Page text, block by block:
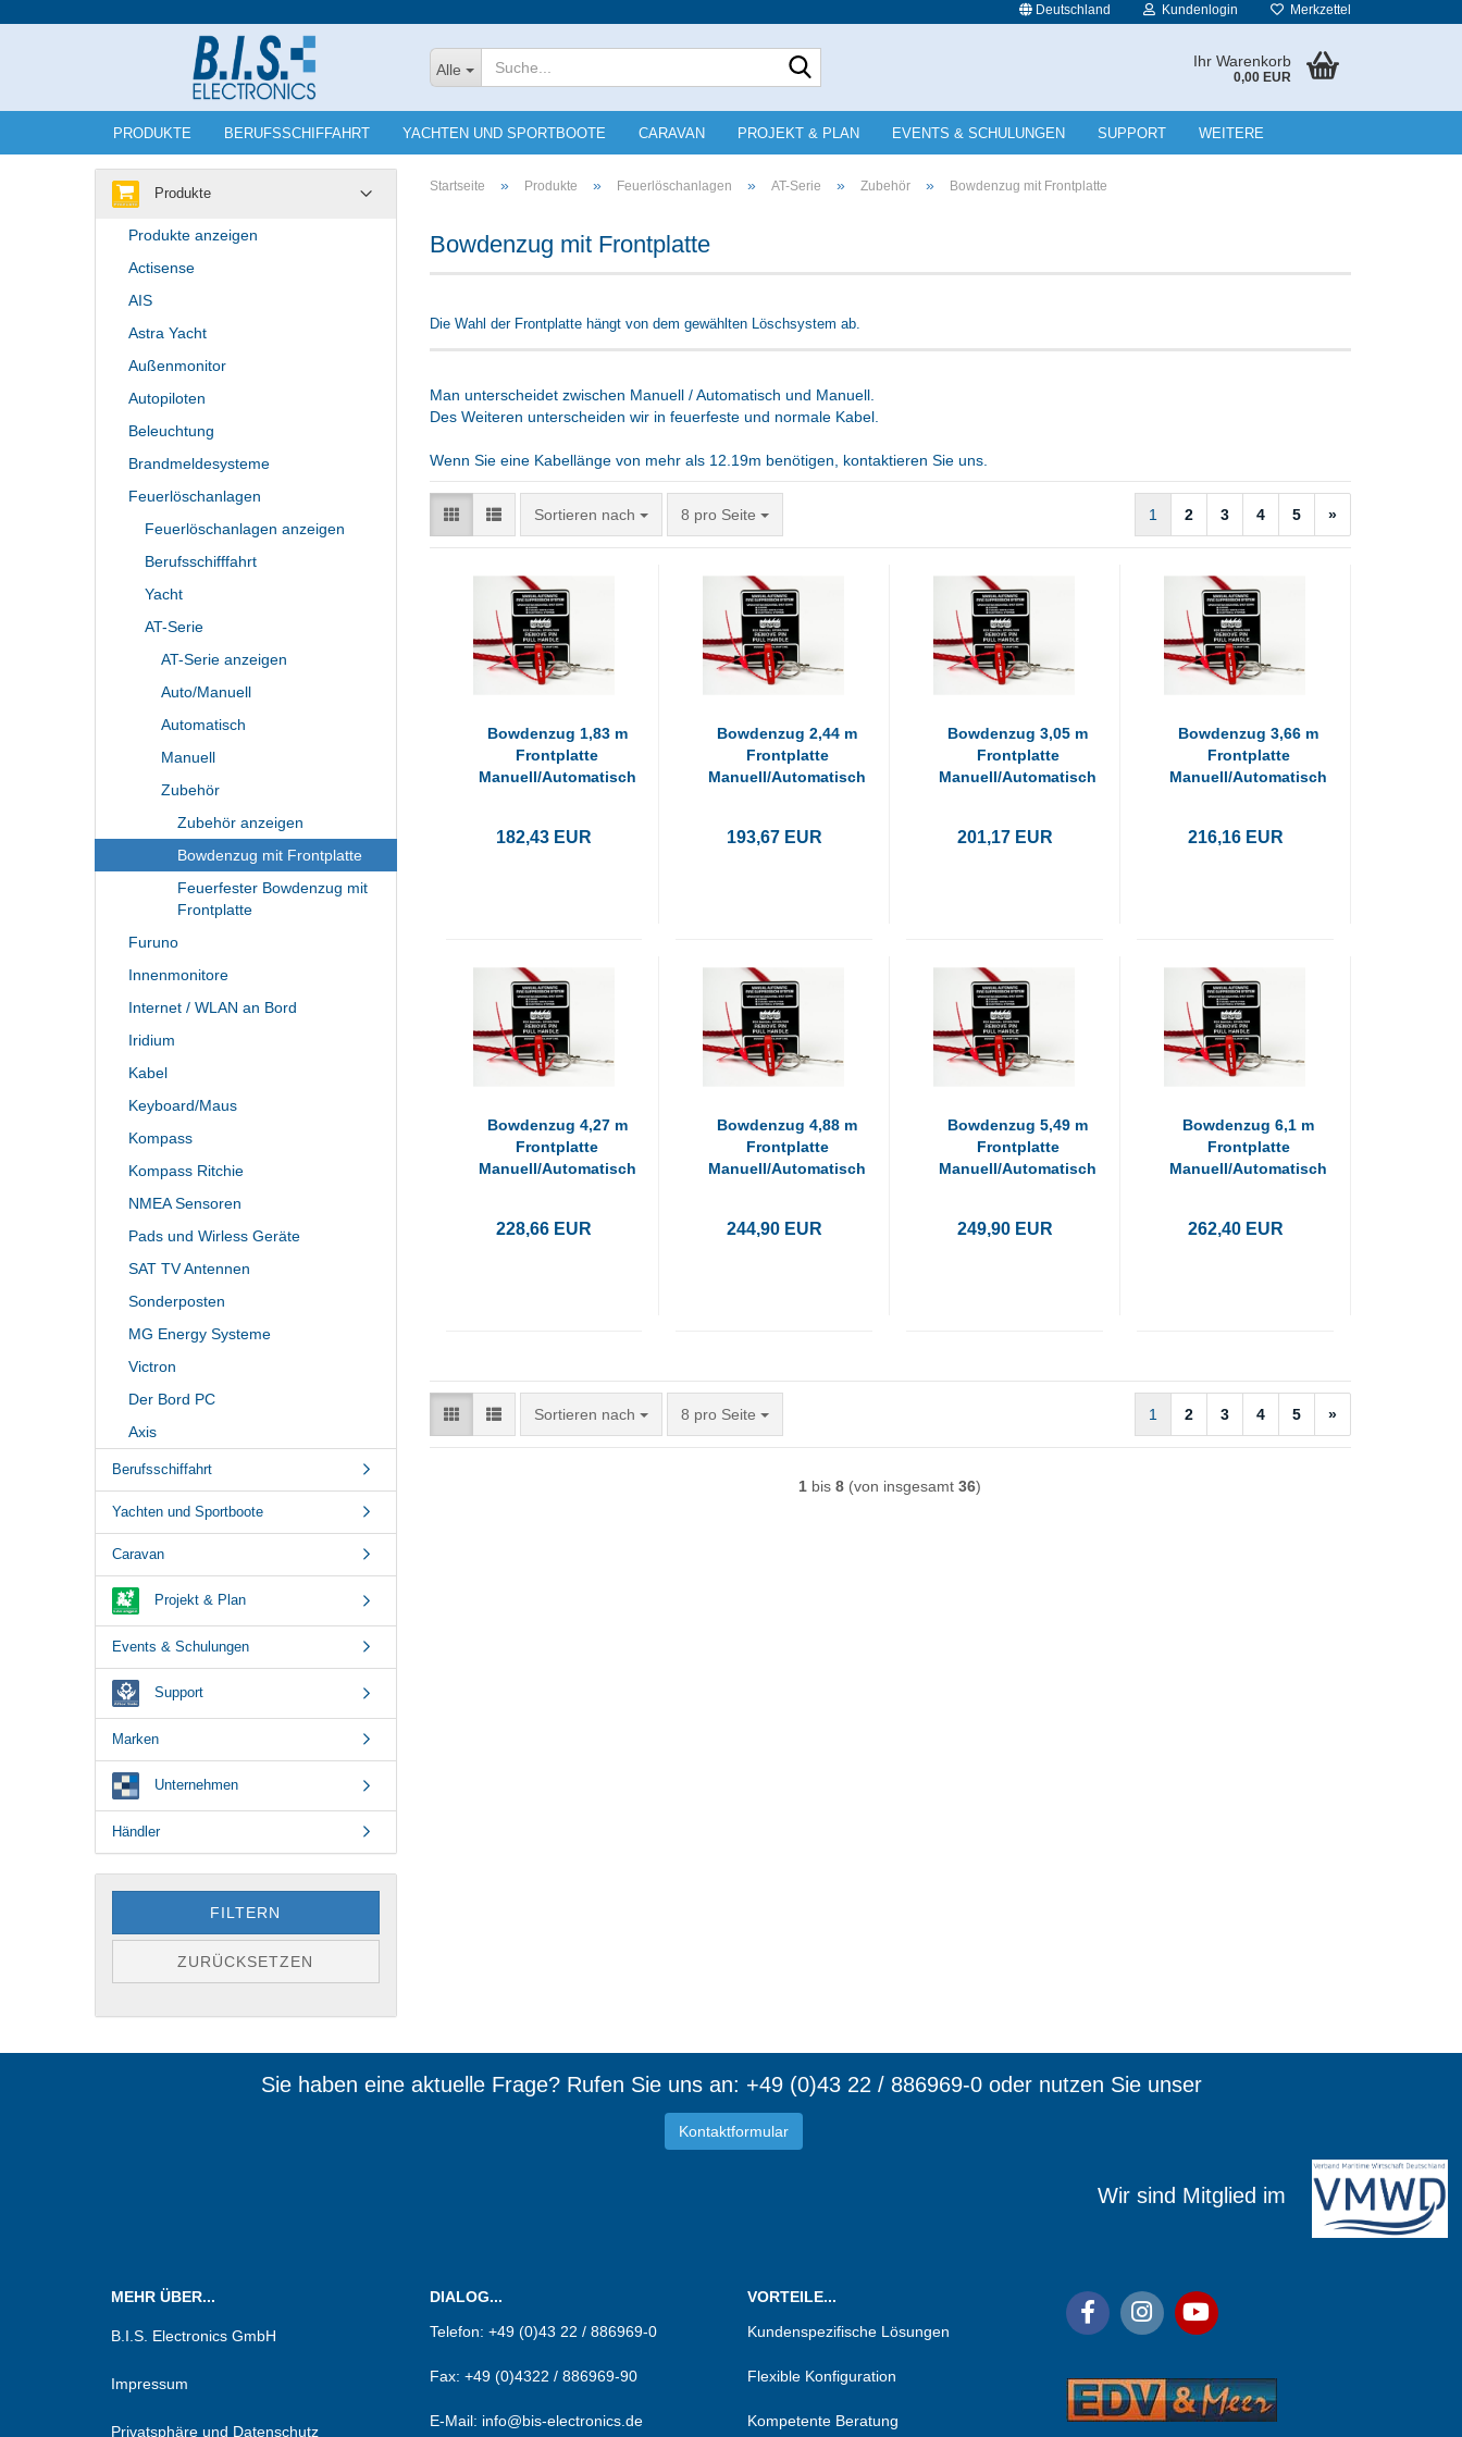
Deutschland
Lieferland
Kundenlogin
E-Mail
Passwort
Merkzettel
Alle Ihr Warenkorb
0,00 EUR
PRODUKTE BERUFSSCHIFFAHRT YACHTEN UND SPORTBOOTE CARAVAN PROJEKT & PLAN EVENTS & SCHULUNGEN SUPPORT WEITERE
Startseite » Produkte » Feuerlöschanlagen » AT-Serie » Zubehör » Bowdenzug mit Frontplatte
Bowdenzug mit Frontplatte
Die Wahl der Frontplatte hängt von dem gewählten Löschsystem ab.
Man unterscheidet zwischen Manuell / Automatisch und Manuell.
Des Weiteren unterscheiden wir in feuerfeste und normale Kabel.
Wenn Sie eine Kabellänge von mehr als 12.19m benötigen, kontaktieren Sie uns.
Sortieren nach
Sortieren nach 8 pro Seite
pro Seite 1 2 3 4 5 »
Bowdenzug 1,83 m
Frontplatte
Manuell/Automatisch
182,43 EUR
Bowdenzug 2,44 m
Frontplatte
Manuell/Automatisch
193,67 EUR
Bowdenzug 3,05 m
Frontplatte
Manuell/Automatisch
201,17 EUR
Bowdenzug 3,66 m
Frontplatte
Manuell/Automatisch
216,16 EUR
Bowdenzug 4,27 m
Frontplatte
Manuell/Automatisch
228,66 EUR
Bowdenzug 4,88 m
Frontplatte
Manuell/Automatisch
244,90 EUR
Bowdenzug 5,49 m
Frontplatte
Manuell/Automatisch
249,90 EUR
Bowdenzug 6,1 m
Frontplatte
Manuell/Automatisch
262,40 EUR
Sortieren nach
Sortieren nach 8 pro Seite
pro Seite 1 2 3 4 5 »
1 bis8 (von insgesamt36)
Produkte
Produkte anzeigen
Actisense
AIS
Astra Yacht
Außenmonitor
Autopiloten
Beleuchtung
Brandmeldesysteme
Feuerlöschanlagen
Feuerlöschanlagen anzeigen
Berufsschifffahrt
Yacht
AT-Serie
AT-Serie anzeigen
Auto/Manuell
Automatisch
Manuell
Zubehör
Zubehör anzeigen
Bowdenzug mit Frontplatte
Feuerfester Bowdenzug mit
Frontplatte
Furuno
Innenmonitore
Internet / WLAN an Bord
Iridium
Kabel
Keyboard/Maus
Kompass
Kompass Ritchie
NMEA Sensoren
Pads und Wirless Geräte
SAT TV Antennen
Sonderposten
MG Energy Systeme
Victron
Der Bord PC
Axis
Berufsschiffahrt
Yachten und Sportboote
Caravan
Projekt & Plan
Events & Schulungen
Support
Marken
Unternehmen
Händler
FILTERN
ZURÜCKSETZEN
Sie haben eine aktuelle Frage? Rufen Sie uns an: +49 (0)43 22 / 886969-0 oder nutzen Sie unser
Kontaktformular
Wir sind Mitglied im
MEHR ÜBER...
B.I.S. Electronics GmbH
Impressum
Privatsphäre und Datenschutz
DIALOG...
Telefon: +49 (0)43 22 / 886969-0
Fax: +49 (0)4322 / 886969-90
E-Mail: info@bis-electronics.de
VORTEILE...
Kundenspezifische Lösungen
Flexible Konfiguration
Kompetente Beratung